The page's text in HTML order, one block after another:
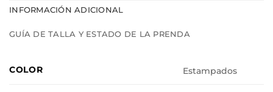
INFORMACIÓN ADICIONAL
GUÍA DE TALLA Y ESTADO DE LA PRENDA
COLOR Estampados